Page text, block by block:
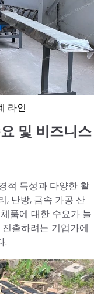
라인
및 비즈니스
적 특성과 다양한 활
, 난방, 금속 가공 산
품에 대한 수요가 늘
출하려는 기업가에
.